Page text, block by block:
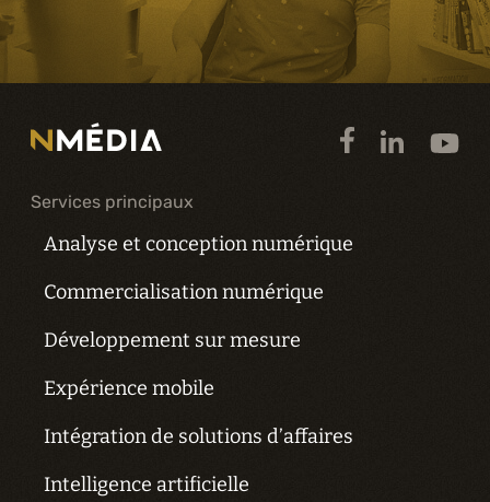
Services principaux
Analyse et conception numérique
Commercialisation numérique
Développement sur mesure
Expérience mobile
Intégration de solutions d’affaires
Intelligence artificielle